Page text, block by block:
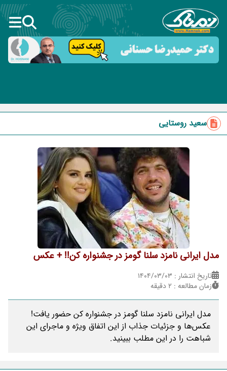
سعید روستایی
مدل ایرانی نامزد سلنا گومز در جشنواره کن!! + عکس
تاریخ انتشار : ۱۴۰۴/۰۳/۰۳
زمان مطالعه : 2 دقیقه
مدل ایرانی نامزد سلنا گومز در جشنواره کن حضور یافت!
عکس‌ها و جزئیات جذاب از این اتفاق ویژه و ماجرای این
شباهت را در این مطلب ببینید.